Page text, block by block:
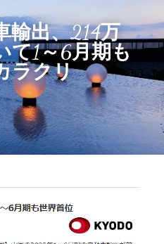
輸出、214万
て1～6月期も
ラクリ